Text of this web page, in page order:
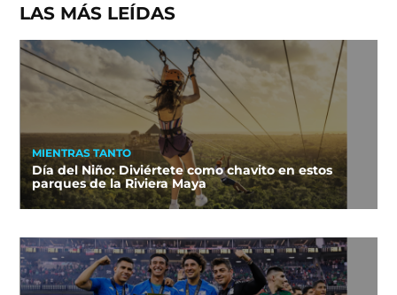
LAS MÁS LEÍDAS
MIENTRAS TANTO
Día del Niño: Diviértete como chavito en estos
parques de la Riviera Maya